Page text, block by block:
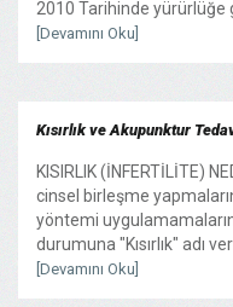
2010 Tarihinde yürürlüğe
[Devamını Oku]
Kısırlık ve Akupunktur
KISIRLIK (İNFERTİLİTE)
cinsel birleşme
yöntemi
durumuna "Kısırlık" adı veri
[Devamını Oku]